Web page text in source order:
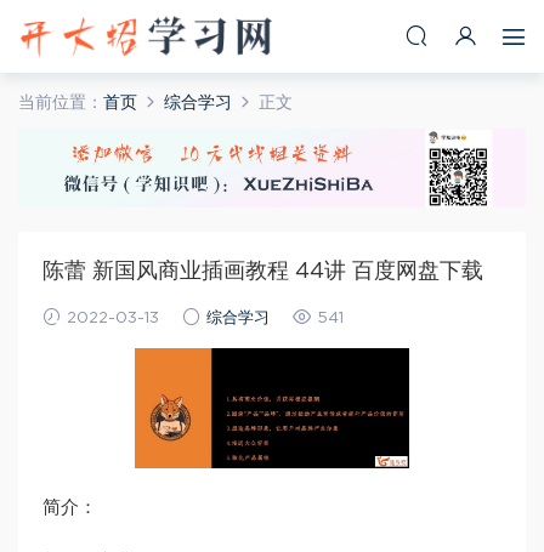
当前位置： 首页 综合学习 正文
陈蕾 新国风商业插画教程 44讲 百度网盘下载
2022-03-13 综合学习 541
简介：